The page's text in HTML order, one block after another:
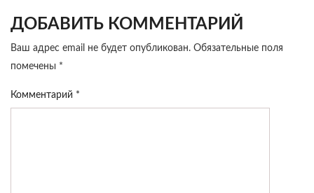
ДОБАВИТЬ КОММЕНТАРИЙ
Ваш адрес email не будет опубликован. Обязательные поля
помечены *
Комментарий *